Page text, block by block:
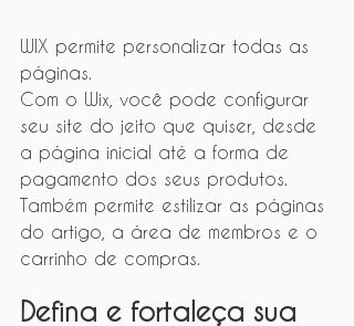
WIX permite personalizar todas as
páginas.
Com o Wix, você pode configurar
seu site do jeito que quiser, desde
a página inicial até a forma de
pagamento dos seus produtos.
Também permite estilizar as páginas
do artigo, a área de membros e o
carrinho de compras.
Defina e fortaleça sua